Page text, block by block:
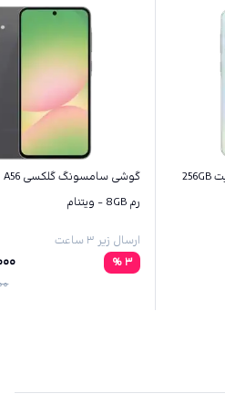
گوشی سامسونگ گلکسی A36 ظرفیت 256GB
رم 8GB - ویتنام
ارسال زیر ۳ ساعت
3
%